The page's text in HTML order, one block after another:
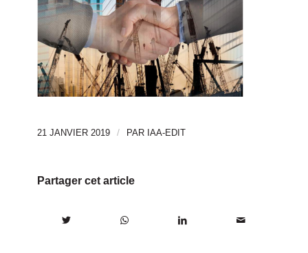
21 JANVIER 2019 / PAR IAA-EDIT
Partager cet article